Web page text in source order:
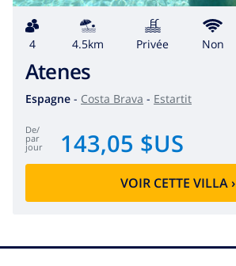
4 4.5km privée Non
Atenes
Espagne - Costa Brava - Estartit
de/
par
jour 143,05 $US
VOIR CETTE VILLA›